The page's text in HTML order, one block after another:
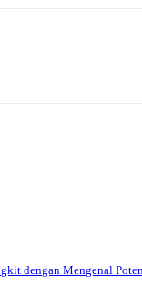
dengan Mengenal